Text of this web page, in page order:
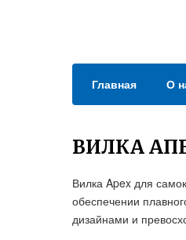
Главная О
ВИЛКА
Вилка Apex для
обеспечении
дизайнами и